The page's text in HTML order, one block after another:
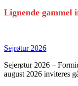
Lignende gammel
Sejrøtur 2026
Sejerøtur 2026 –
august 2026 inviteres